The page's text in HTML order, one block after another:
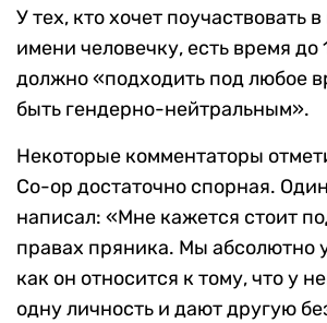
У тех, кто хочет поучаствовать
имени человечку, есть время до
должно «подходить под любое
быть гендерно-нейтральным».
Некоторые комментаторы
Co-op достаточно спорная.
написал: «Мне кажется стоит
правах пряника. Мы абсолютно
как он относится к тому, что у
одну личность и дают другую